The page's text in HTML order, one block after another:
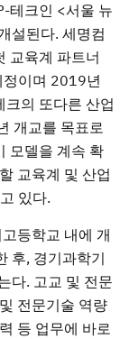
테크인 <서울 뉴
설된다. 세명컴
교육계 파트너
정이며 2019년
크의 또다른 산업
개교를 목표로
모델을 계속 확
교육계 및 산업
있다.
등학교 내에 개
후, 경기과학기
다. 고교 및 전문
전문기술 역량
등 업무에 바로